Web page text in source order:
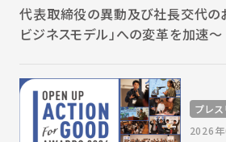
代表取締役の異動及び社長交代の
ビジネスモデル」への変革を加速〜
プレス
2026